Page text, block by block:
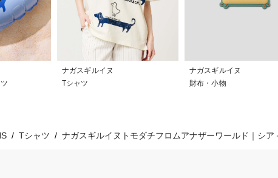
ナガスギルイヌ
Tシャツ
ナガスギルイヌ
財布・小物
Tシャツ ナガスギルイヌトモダチフロムアナザーワールド｜シア